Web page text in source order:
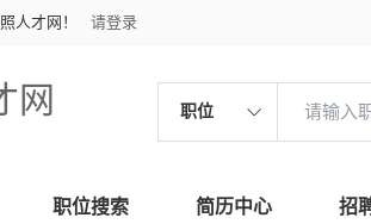
人才网！ 请登录
网 职位
职位搜索 简历中心 招